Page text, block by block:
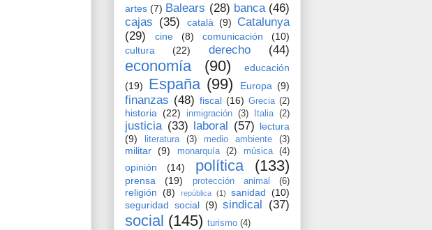
artes (7) Balears (28) banca (46)
cajas (35) català (9)
Catalunya
(29)
cine (8) comunicación
(10)
cultura
(22) derecho (44)
economía (90)
educación
(19)
España (99) Europa (9)
finanzas (48) fiscal (16) Grecia (2)
historia (22) inmigración (3) Italia (2)
justicia (33) laboral (57) lectura
(9)
literatura (3) medio ambiente (3)
militar (9) monarquía (2) música (4)
opinión (14) política (133)
prensa (19) protección animal (6)
religión (8) república (1) sanidad (10)
seguridad social (9) sindical (37)
social (145) turismo (4)